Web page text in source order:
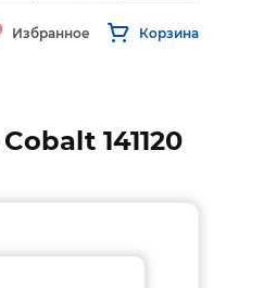
Избранное Корзина
141120